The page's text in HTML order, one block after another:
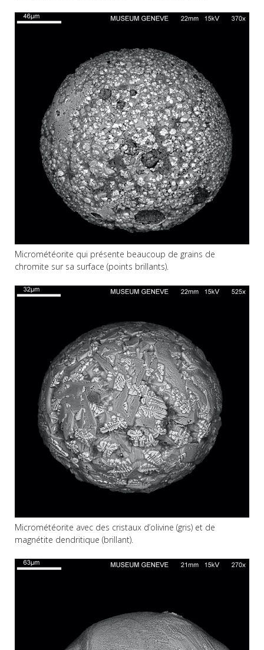
Micrométéorite qui présente beaucoup de grains de
chromite sur sa surface (points brillants).
Micrométéorite avec des cristaux d’olivine (gris) et de
magnétite dendritique (brillant).